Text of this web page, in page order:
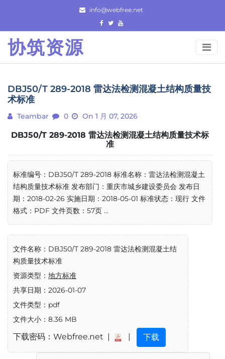
content
info@webfree.net
协筑资源
DBJ50/T 289-2018 雷达法检测混凝土结构质量技
术标准
Teambar 0 On 1 月 07, 2026
DBJ50/T 289-2018 雷达法检测混凝土结构质量技术标
准
标准编号：DBJ50/T 289-2018 标准名称：雷达法检测混凝土
结构质量技术标准 发布部门：重庆市城乡建设委员会 发布日
期：2018-02-26 实施日期：2018-05-01 标准状态：现行 文件
格式：PDF 文件页数：57页 ...
文件名称：DBJ50/T 289-2018 雷达法检测混凝土结
构质量技术标准
资源类型： 地方标准
共享日期：2026-01-07
文件类型：pdf
文件大小：8.36 MB
下载密码：Webfree.net | | 下载